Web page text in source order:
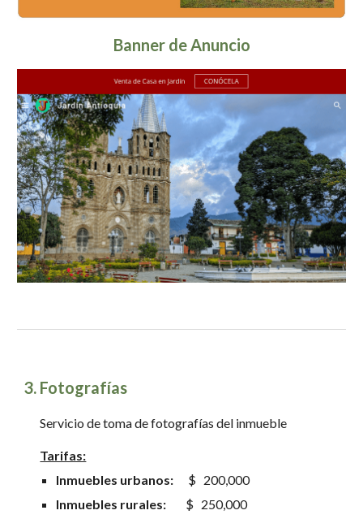
Banner de Anuncio
3. Fotografías
Servicio de toma de fotografías del inmueble
Tarifas:
Inmuebles urbanos: $ 200,000
Inmuebles rurales: $ 250,000